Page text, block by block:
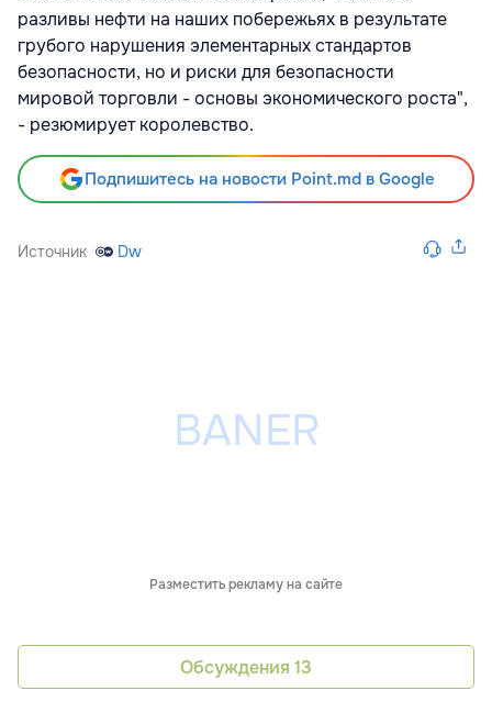
разливы нефти на наших побережьях в результате
грубого нарушения элементарных стандартов
безопасности, но и риски для безопасности
мировой торговли - основы экономического роста",
- резюмирует королевство.
Подпишитесь на новости Point.md в Google
Источник Dw
Разместить рекламу на сайте
Обсуждения 13